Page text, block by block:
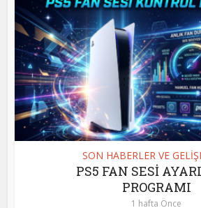
SON HABERLER VE
PS5 FAN SESİ
PROGRAMI
1 hafta Önce